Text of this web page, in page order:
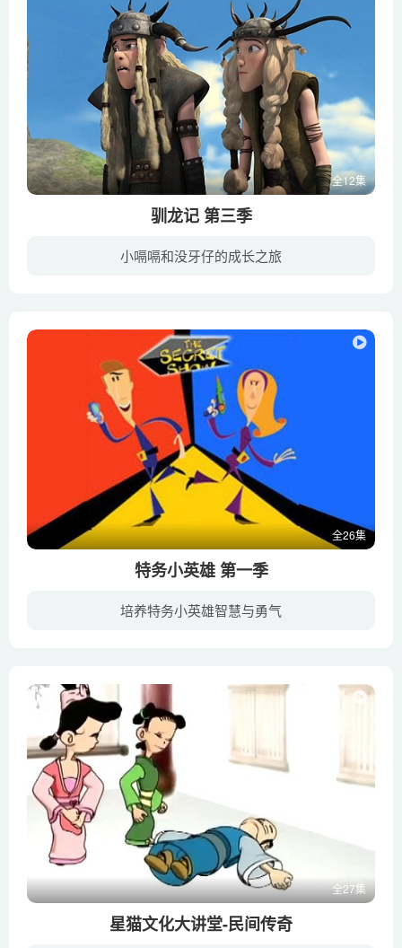
全12集
驯龙记 第三季
小嗝嗝和没牙仔的成长之旅
全26集
特务小英雄 第一季
培养特务小英雄智慧与勇气
全27集
星猫文化大讲堂-民间传奇